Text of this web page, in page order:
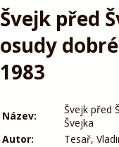
Švejk před
osudy
1983
Název:
Švejk před
Švejka
Autor:
Tesař,